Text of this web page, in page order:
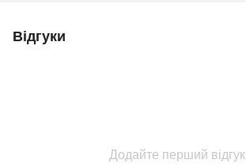
Відгуки
Додайте перший відгук